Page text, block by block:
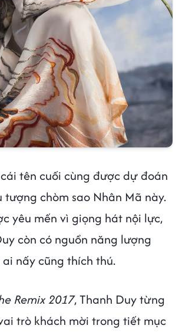
tên cuối cùng được dự đoán
tượng chòm sao Nhân Mã này.
yêu mến vì giọng hát nội lực,
còn có nguồn năng lượng
nấy cũng thích thú.
Remix 2017, Thanh Duy từng
trò khách mời trong tiết mục